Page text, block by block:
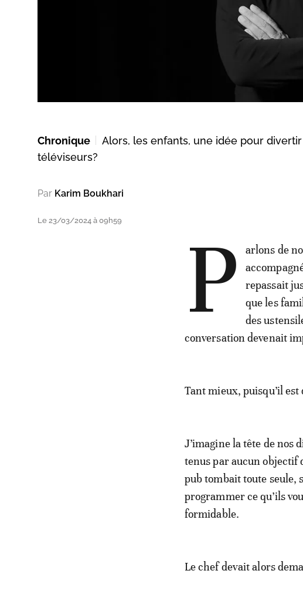
Chronique
Alors, les enfants, une idée pour
téléviseurs?
Par Karim Boukhari
Le 23/03/2024 à 09h59 P
arlons de
repassait
que les
des
conversation devenait
Tant mieux, puisqu’il
J’imagine la tête de nos
tenus par aucun objectif
pub tombait toute seule,
programmer ce qu’ils
formidable.
Le chef devait alors